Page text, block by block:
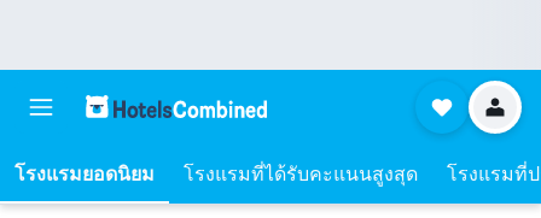
โรงแรมยอดนิยม โรงแรมที่ได้รับคะแนนสูงสุด โรงแรมที่